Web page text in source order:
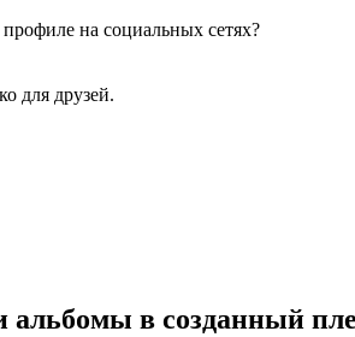
на социальных сетях?
для друзей.
в созданный